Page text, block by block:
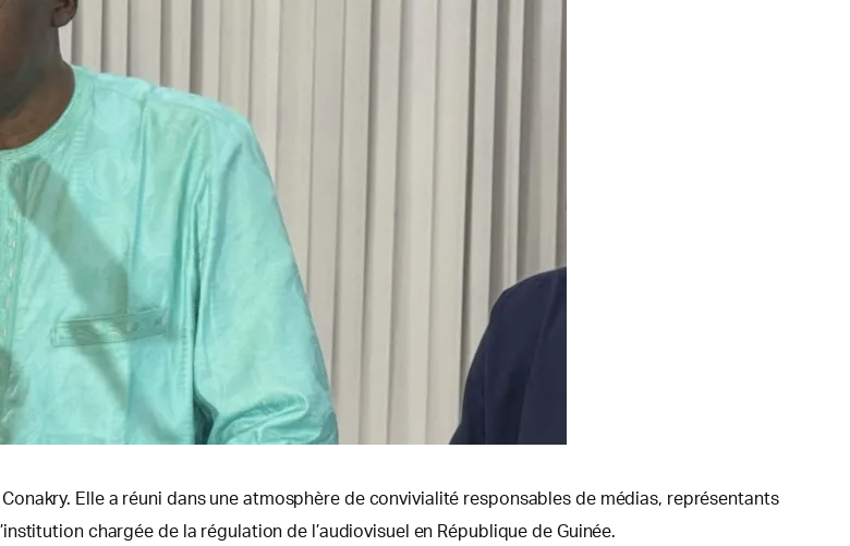
Conakry. Elle a réuni dans une atmosphère de convivialité responsables de médias, représentants
chargée de la régulation de l’audiovisuel en République de Guinée.